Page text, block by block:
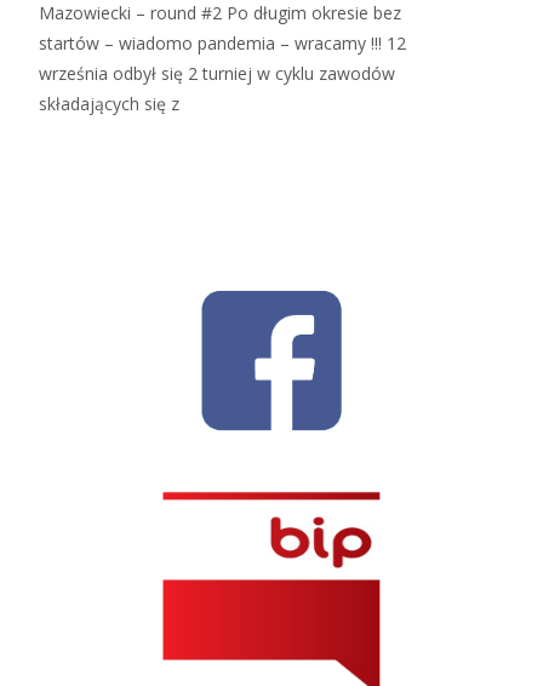
Mazowiecki – round #2 Po długim okresie bez
startów – wiadomo pandemia – wracamy !!! 12
września odbył się 2 turniej w cyklu zawodów
składających się z